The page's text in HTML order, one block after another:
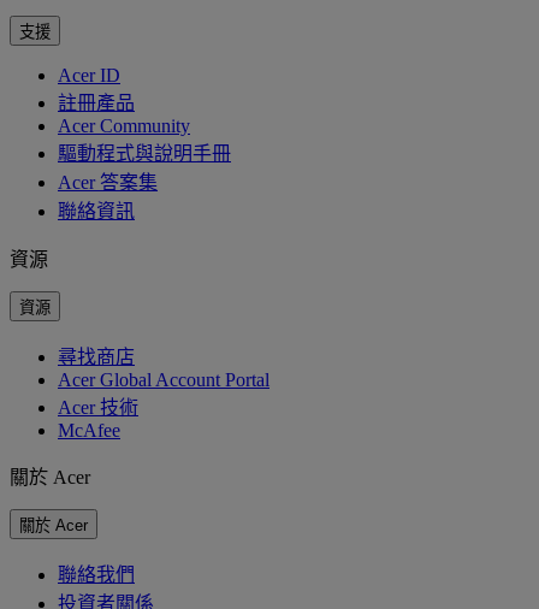
支援
Acer ID
註冊產品
Acer Community
驅動程式與說明手冊
Acer 答案集
聯絡資訊
資源
資源
尋找商店
Acer Global Account Portal
Acer 技術
McAfee
關於 Acer
關於 Acer
聯絡我們
投資者關係